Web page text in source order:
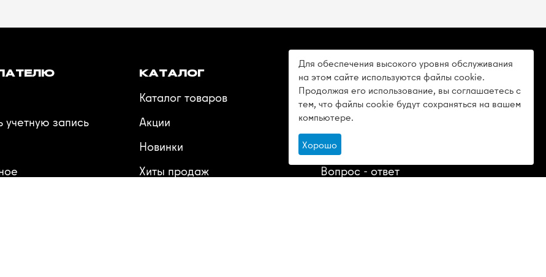
учетную запись
КАТАЛОГ
Каталог товаров
Акции
Новинки
Хиты продаж
О КОМПАНИИ
О компании
Отзывы
Статьи
Вопрос - ответ
Для обеспечения высокого уровня обслуживания
на этом сайте используются файлы cookie.
Продолжая его использование, вы соглашаетесь с
тем, что файлы cookie будут сохраняться на вашем
компьютере.
Хорошо